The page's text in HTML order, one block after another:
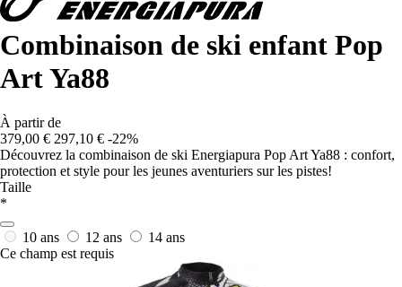
Combinaison de ski enfant Pop
Art Ya88
À partir de
379,00 € 297,10 € -22%
Découvrez la combinaison de ski Energiapura Pop Art Ya88 : confort,
protection et style pour les jeunes aventuriers sur les pistes!
Taille
*
10 ans 12 ans
14 ans
Ce champ est requis